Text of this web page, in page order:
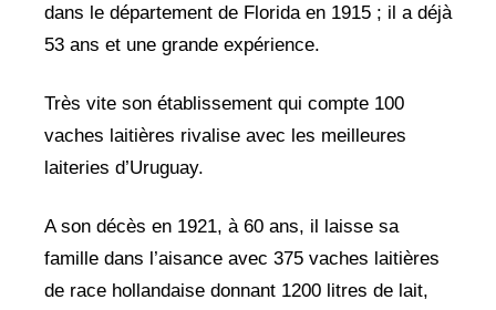
dans le département de Florida en 1915 ; il a déjà
53 ans et une grande expérience.
Très vite son établissement qui compte 100
vaches laitières rivalise avec les meilleures
laiteries d’Uruguay.
A son décès en 1921, à 60 ans, il laisse sa
famille dans l’aisance avec 375 vaches laitières
de race hollandaise donnant 1200 litres de lait,